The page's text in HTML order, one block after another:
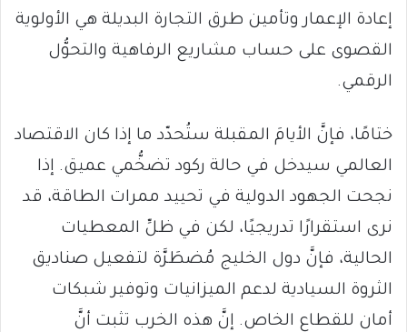
إعادة الإعمار وتأمين طرق التجارة البديلة هي الأولوية
القصوى على حساب مشاريع الرفاهية والتحوُّل
الرقمي.
​ختامًا، فإنَّ الأيامَ المقبلة ستُحدّد ما إذا كان الاقتصاد
العالمي سيدخل في حالة ركود تضخُّمي عميق. إذا
نجحت الجهود الدولية في تحييد ممرات الطاقة، قد
نرى استقرارًا تدريجيًا، لكن في ظلِّ المعطيات
الحالية، فإنَّ دول الخليج مُضطَرَّة لتفعيل صناديق
الثروة السيادية لدعم الميزانيات وتوفير شبكات
أمان للقطاع الخاص. إنَّ هذه الخرب تثبت أنَّ